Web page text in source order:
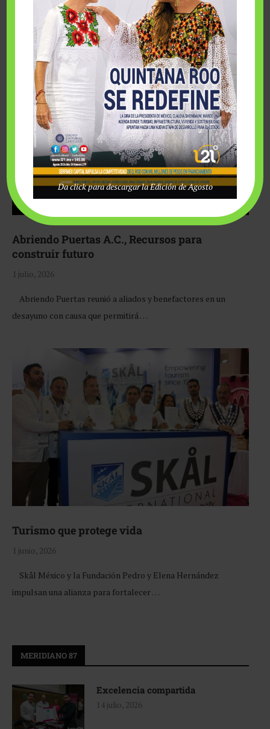
Fairmont Mayakoba y Make-A-Wish México unieron
esfuerzos para hacer realidad el deseo de una …
Abriendo Puertas A.C., Recursos para
construir futuro
1 julio, 2026
Abriendo Puertas reunió a aliados y benefactores en un
desayuno con causa que permitirá …
Turismo que protege vida
1 junio, 2026
Skål México y la Fundación Pedro y Elena Hernández
impulsan una alianza para fortalecer …
MERIDIANO 87
Excelencia compartida
14 julio, 2026
Da click para descargar la Edición de Agosto